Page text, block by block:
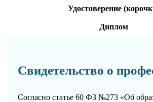
Удостоверение
Диплом
Свидетельство о
Согласно статье 60 ФЗ №273 «Об